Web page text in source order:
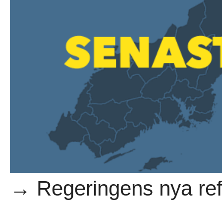
→ Regeringens nya